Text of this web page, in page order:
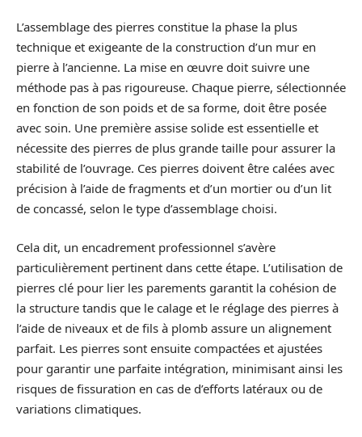
L’assemblage des pierres constitue la phase la plus
technique et exigeante de la construction d’un mur en
pierre à l’ancienne. La mise en œuvre doit suivre une
méthode pas à pas rigoureuse. Chaque pierre, sélectionnée
en fonction de son poids et de sa forme, doit être posée
avec soin. Une première assise solide est essentielle et
nécessite des pierres de plus grande taille pour assurer la
stabilité de l’ouvrage. Ces pierres doivent être calées avec
précision à l’aide de fragments et d’un mortier ou d’un lit
de concassé, selon le type d’assemblage choisi.
Cela dit, un encadrement professionnel s’avère
particulièrement pertinent dans cette étape. L’utilisation de
pierres clé pour lier les parements garantit la cohésion de
la structure tandis que le calage et le réglage des pierres à
l’aide de niveaux et de fils à plomb assure un alignement
parfait. Les pierres sont ensuite compactées et ajustées
pour garantir une parfaite intégration, minimisant ainsi les
risques de fissuration en cas de d’efforts latéraux ou de
variations climatiques.